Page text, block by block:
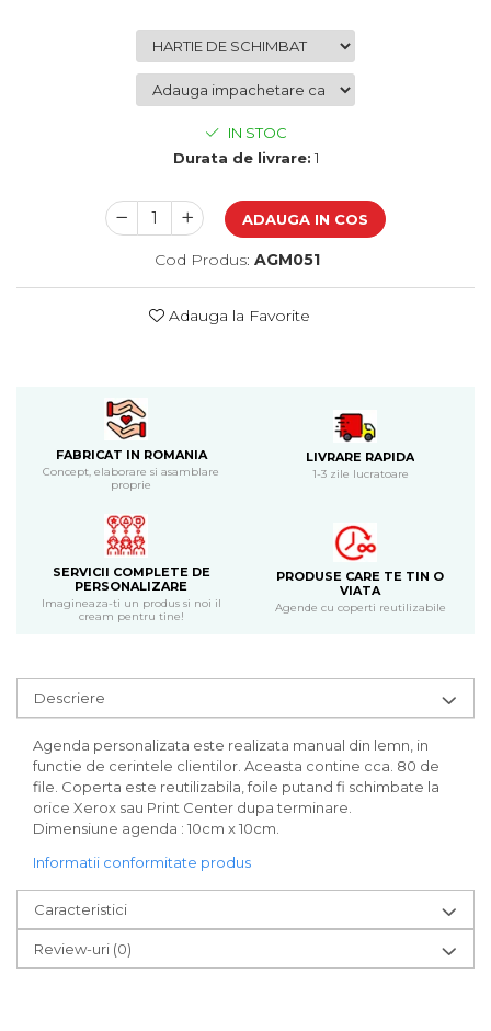
Cadouri personalizate pentru
Cadouri pentru profesori
Cadouri pentru parinti
Cadouri pentru iubita
Cadouri pentru mama
Cadouri pentru tata
Cadouri pentru cea mai buna
CERCEI ZAMAC
Ateliere - planse cu nisip colorat
IN STOC
Durata de livrare: 1
ADAUGA IN COS
Cod Produs: AGM051
Adauga la Favorite
FABRICAT IN ROMANIA
Concept, elaborare si asamblare
proprie
LIVRARE RAPIDA
1-3 zile lucratoare
SERVICII COMPLETE DE
PERSONALIZARE
Imagineaza-ti un produs si noi il
cream pentru tine!
PRODUSE CARE TE TIN O
VIATA
Agende cu coperti reutilizabile
Descriere
Agenda personalizata este realizata manual din lemn, in
functie de cerintele clientilor. Aceasta contine cca. 80 de
file. Coperta este reutilizabila, foile putand fi schimbate la
orice Xerox sau Print Center dupa terminare.
Dimensiune agenda : 10cm x 10cm.
Informatii conformitate produs
Caracteristici
Review-uri (0)